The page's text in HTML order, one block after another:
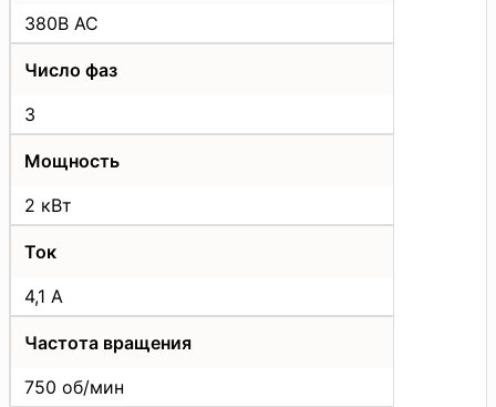
380В АС
Число фаз
3
Мощность
2 кВт
Ток
4,1 А
Частота вращения
750 об/мин